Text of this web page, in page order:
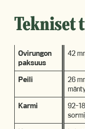
Tekniset
Ovirungon
paksuus
42
Peili
26
Karmi
92-